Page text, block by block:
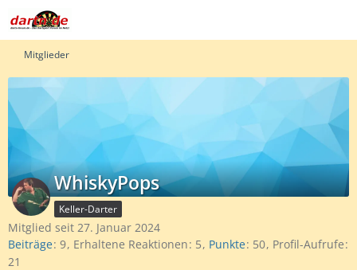
Mitglieder
WhiskyPops
Keller-Darter
Mitglied seit 27. Januar 2024
Beiträge 9 Erhaltene Reaktionen 5 Punkte 50 Profil-Aufrufe
21